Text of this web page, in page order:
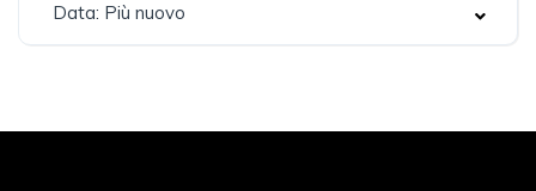
Data: Più nuovo